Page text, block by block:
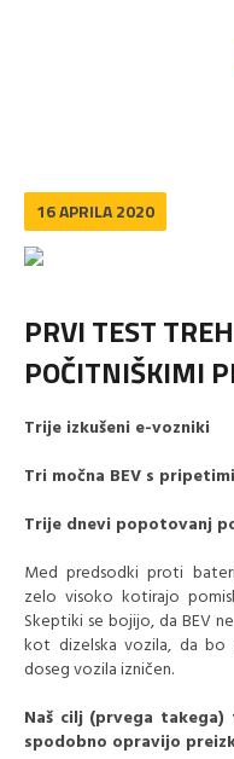
16 APRILA 2020
PRVI TEST
POČITNIŠKIMI
Trije izkušeni e-vozniki
Tri močna BEV s
Trije dnevi popotovanj
Med predsodki proti
zelo visoko kotirajo
Skeptiki se bojijo, da BEV
kot dizelska vozila, da
doseg vozila izničen.
Naš cilj (prvega
spodobno opravijo